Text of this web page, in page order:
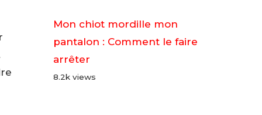
Mon chiot mordille mon
pantalon : Comment le faire
arrêter
8.2k views